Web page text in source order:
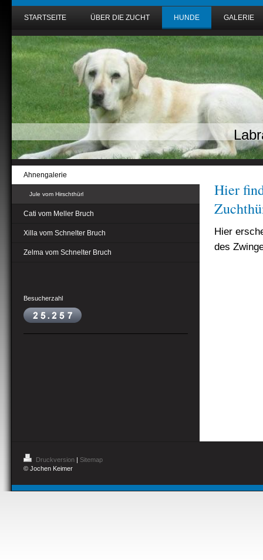
STARTSEITE ÜBER DIE ZUCHT HUNDE GALERIE
Ahnengalerie
Jule vom Hirschthürl
Cati vom Meller Bruch
Xilla vom Schnelter Bruch
Zelma vom Schnelter Bruch
Besucherzahl
Hier
Hier
des
Druckversion | Sitemap
© Jochen Keimer